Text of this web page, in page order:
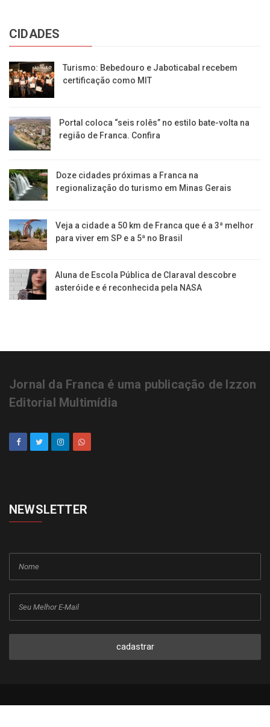
CIDADES
Turismo: Bebedouro e Jaboticabal recebem
certificação como MIT
Portal coloca “seis rolês” no estilo bate-volta na
região de Franca. Confira
​Doze cidades próximas a Franca na
regionalização do turismo em Minas Gerais
Veja a cidade a 50 km de Franca que é a 3ª melhor
para viver em SP e a 5ª no Brasil
Aluna de Escola Pública de Claraval descobre
asteróide e é reconhecida pela NASA
Jornal da Franca é uma publicação de Izzon
Editorial Multimídia
NEWSLETTER
cadastrar